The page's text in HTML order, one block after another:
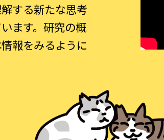
する新たな思考
ます。研究の概
報をみるように